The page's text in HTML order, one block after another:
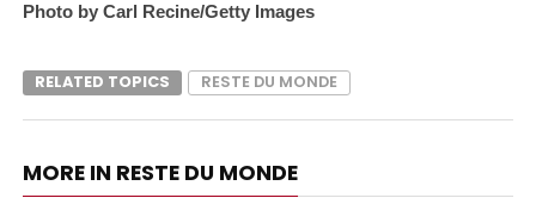
Photo by Carl Recine/Getty Images
RELATED TOPICS RESTE DU MONDE
MORE IN RESTE DU MONDE